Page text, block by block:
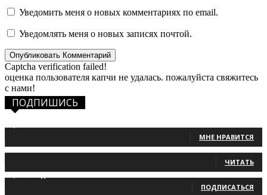
Уведомить меня о новых комментариях по email.
Уведомлять меня о новых записях почтой.
Captcha verification failed!
оценка пользователя капчи не удалась. пожалуйста свяжитесь
с нами!
ПОДПИШИСЬ
МНЕ НРАВИТСЯ
ЧИТАТЬ
ПОДПИСАТЬСЯ